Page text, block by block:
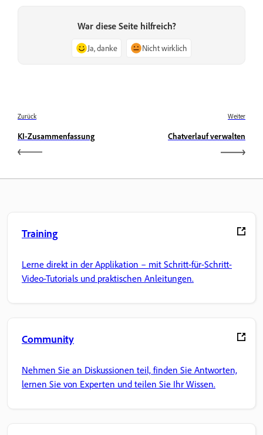
War diese Seite hilfreich?
Ja, danke Nicht wirklich
Zurück
KI-Zusammenfassung
Weiter
Chatverlauf verwalten
Training
Lerne direkt in der Applikation – mit Schritt-für-Schritt-
Video-Tutorials und praktischen Anleitungen.
Community
Nehmen Sie an Diskussionen teil, finden Sie Antworten,
lernen Sie von Experten und teilen Sie Ihr Wissen.